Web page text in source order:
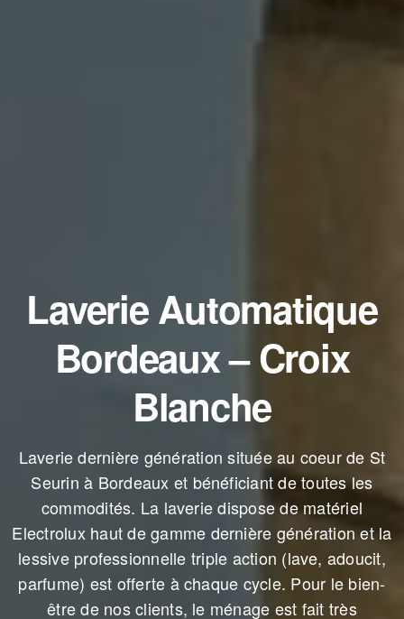
Laverie Automatique
Bordeaux – Croix
Blanche
Laverie dernière génération située au coeur de St
Seurin à Bordeaux et bénéficiant de toutes les
commodités. La laverie dispose de matériel
Electrolux haut de gamme dernière génération et la
lessive professionnelle triple action (lave, adoucit,
parfume) est offerte à chaque cycle. Pour le bien-
être de nos clients, le ménage est fait très